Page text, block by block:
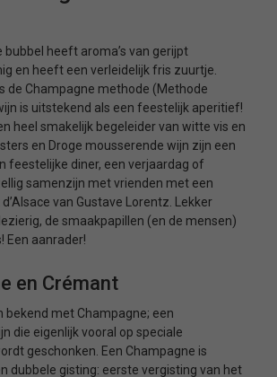
bubbel heeft aroma’s van gerijpt
en heeft een verleidelijk fris zuurtje.
de Champagne methode (Methode
is uitstekend als een feestelijk aperitief!
heel smakelijk begeleider van witte vis en
en Droge mousserende wijn zijn een
feestelijke diner, een verjaardag of
samenzijn met vrienden met een
van Gustave Lorentz. Lekker
de smaakpapillen (en de mensen)
Een aanrader!
en Crémant
bekend met Champagne; een
die eigenlijk vooral op speciale
geschonken. Een Champagne is
dubbele gisting: eerste vergisting van het